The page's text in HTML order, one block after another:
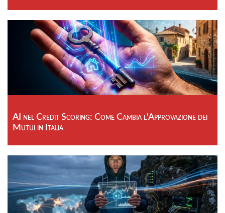
AI nel Credit Scoring: Come Cambia l'Approvazione dei
Mutui in Italia